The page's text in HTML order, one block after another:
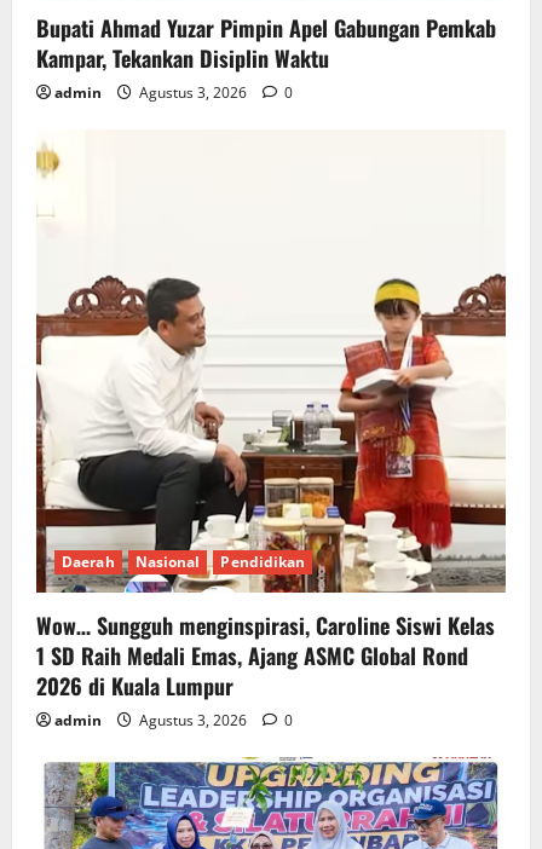
Bupati Ahmad Yuzar Pimpin Apel Gabungan Pemkab
Kampar, Tekankan Disiplin Waktu
admin Agustus 3, 2026 0
Daerah Nasional Pendidikan
Wow… Sungguh menginspirasi, Caroline Siswi Kelas
1 SD Raih Medali Emas, Ajang ASMC Global Rond
2026 di Kuala Lumpur
admin Agustus 3, 2026 0